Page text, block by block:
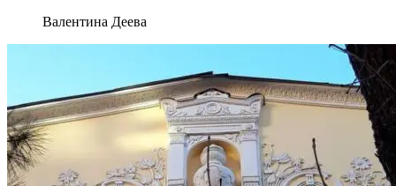
Валентина Деева